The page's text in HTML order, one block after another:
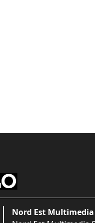
Nord Est Multimedia